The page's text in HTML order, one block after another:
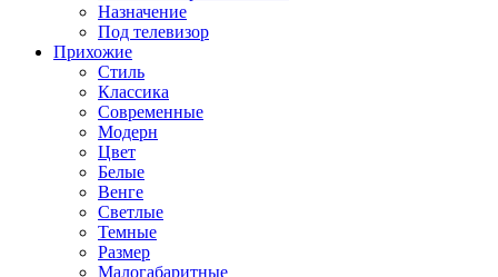
Назначение
Под телевизор
Прихожие
Стиль
Классика
Современные
Модерн
Цвет
Белые
Венге
Светлые
Темные
Размер
Малогабаритные